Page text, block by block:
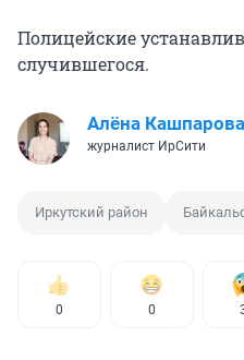
Полицейские
случившегося.
Алёна Кашпарова
журналист ИрСити
Иркутский район
0 0